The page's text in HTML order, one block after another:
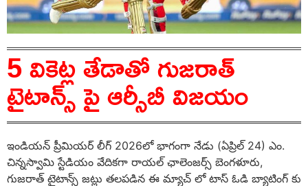
5 వికెట్ల తేడాతో గుజరాత్
టైటాన్స్ పై ఆర్సీబీ విజయం
ఇండియన్ ప్రీమియర్ లీగ్ 2026లో భాగంగా నేడు (ఏప్రిల్ 24) ఎం.
చిన్నస్వామి స్టేడియం వేదికగా రాయల్ ఛాలెంజర్స్ బెంగళూరు,
గుజరాత్ టైటాన్స్ జట్లు తలపడిన ఈ మ్యాచ్ లో టాస్ ఓడి బ్యాటింగ్ కు